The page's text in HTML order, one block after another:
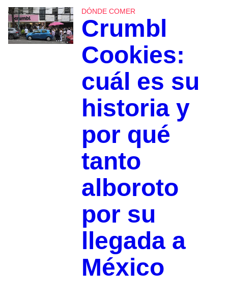
DÓNDE COMER
Crumbl
Cookies:
cuál es su
historia y
por qué
tanto
alboroto
por su
llegada a
México